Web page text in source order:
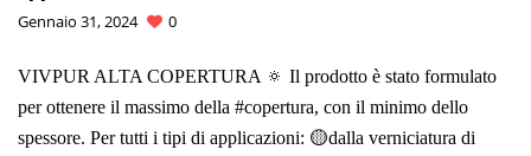
Gennaio 31, 2024
0
VIVPUR ALTA COPERTURA 🔅 Il prodotto è stato formulato
per ottenere il massimo della #copertura, con il minimo dello
spessore. Per tutti i tipi di applicazioni: 🟡dalla verniciatura di